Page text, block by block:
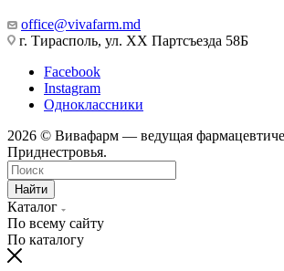
office@vivafarm.md
г. Тирасполь, ул. ХХ Партсъезда 58Б
Facebook
Instagram
Одноклассники
2026 © Вивафарм — ведущая
Приднестровья.
Найти
Каталог
По всему сайту
По каталогу